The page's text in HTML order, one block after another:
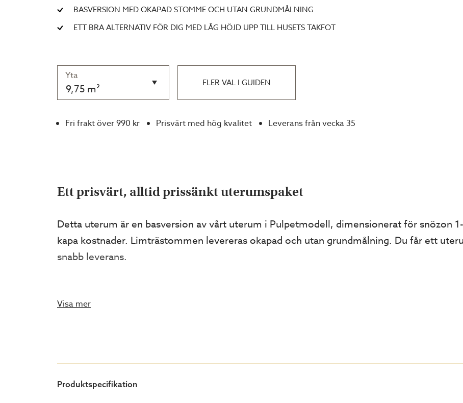
BASVERSION MED OKAPAD STOMME OCH UTAN GRUNDMÅLNING
ETT BRA ALTERNATIV FÖR DIG MED LÅG HÖJD UPP TILL HUSETS TAKFOT
Yta
9,75 m² FLER VAL I GUIDEN
Fri frakt över 990 kr Prisvärt med hög kvalitet Leverans från vecka 35
Ett prisvärt, alltid prissänkt uterumspaket
Detta uterum är en basversion av vårt uterum i Pulpetmodell, dimensionerat för snözon
kapa kostnader. Limträstommen levereras okapad och utan grundmålning. Du får ett
snabb leverans.
LIMTRÄSTOMME
Visa mer
Produktspecifikation